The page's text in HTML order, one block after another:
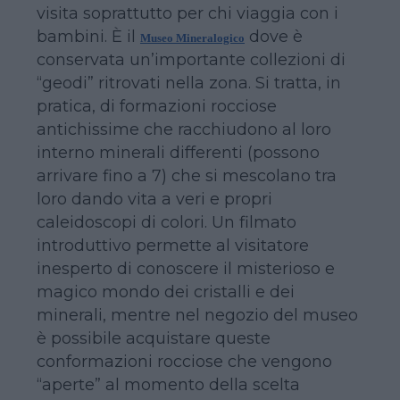
visita soprattutto per chi viaggia con i
bambini. È il Museo Mineralogico dove è
conservata un’importante collezioni di
“geodi” ritrovati nella zona. Si tratta, in
pratica, di formazioni rocciose
antichissime che racchiudono al loro
interno minerali differenti (possono
arrivare fino a 7) che si mescolano tra
loro dando vita a veri e propri
caleidoscopi di colori. Un filmato
introduttivo permette al visitatore
inesperto di conoscere il misterioso e
magico mondo dei cristalli e dei
minerali, mentre nel negozio del museo
è possibile acquistare queste
conformazioni rocciose che vengono
“aperte” al momento della scelta